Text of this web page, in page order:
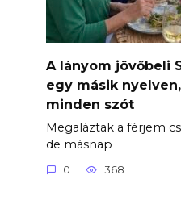
A lányom jövőbeli
egy másik
minden szót
Megaláztak a férjem
de másnap
0 368